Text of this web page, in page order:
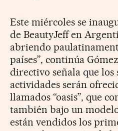
Este miércoles se
de BeautyJeff en
abriendo
países”, continúa
directivo señala que los
actividades serán
llamados “oasis”, que
también bajo un
están vendidos los